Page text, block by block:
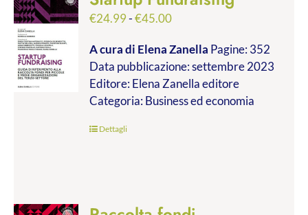
€24.99-€45.00Fascia
prezzo:
da
€24.99
a
A cura di Elena Zanella Pagine: 352
Data pubblicazione: settembre 2023
Editore: Elena Zanella editore
Categoria: Business ed economia
Dettagli